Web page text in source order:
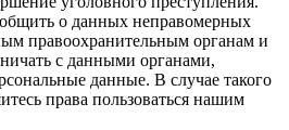
о данных неправомерных
правоохранительным органам и
с данными органами,
данные. В случае такого
права пользоваться нашим